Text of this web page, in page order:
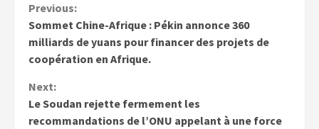
Previous:
Sommet Chine-Afrique : Pékin annonce 360
milliards de yuans pour financer des projets de
coopération en Afrique.
Next:
Le Soudan rejette fermement les
recommandations de l’ONU appelant à une force